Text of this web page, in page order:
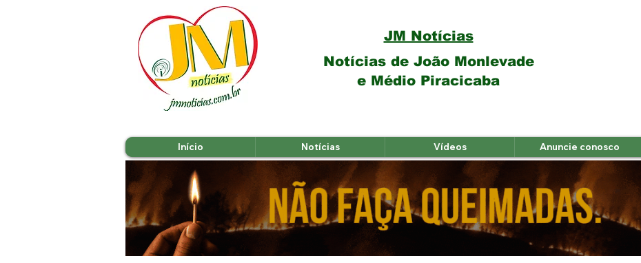
Notícias de João Monlevade
e Médio Piracicaba
JM Notícias
Início Notícias Vídeos Anuncie conosco